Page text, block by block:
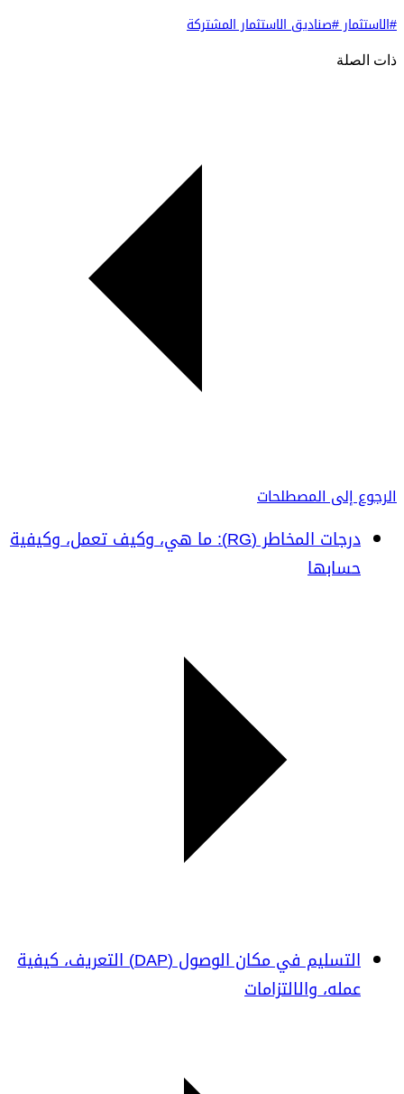
#الاستثمار#صناديق الاستثمار المشتركة
ذات الصلة
الرجوع إلى المصطلحات
درجات المخاطر (RG): ما هي، وكيف تعمل، وكيفية
حسابها
التسليم في مكان الوصول (DAP) التعريف، كيفية
عمله، والالتزامات